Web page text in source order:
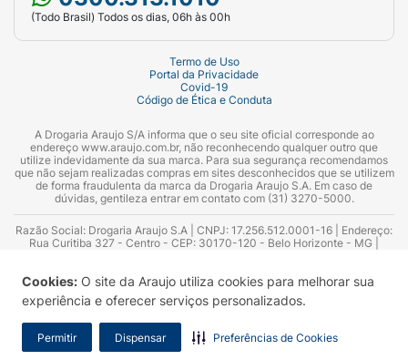
Cookies: O site da Araujo utiliza cookies para melhorar sua
experiência e oferecer serviços personalizados.
Permitir Dispensar Preferências de Cookies
(Todo Brasil) Todos os dias, 06h às 00h
Termo de Uso
Portal da Privacidade
Covid-19
Código de Ética e Conduta
A Drogaria Araujo S/A informa que o seu site oficial corresponde ao
endereço www.araujo.com.br, não reconhecendo qualquer outro que
utilize indevidamente da sua marca. Para sua segurança recomendamos
que não sejam realizadas compras em sites desconhecidos que se utilizem
de forma fraudulenta da marca da Drogaria Araujo S.A. Em caso de
dúvidas, gentileza entrar em contato com (31) 3270-5000.
Razão Social: Drogaria Araujo S.A | CNPJ: 17.256.512.0001-16 | Endereço:
Rua Curitiba 327 - Centro - CEP: 30170-120 - Belo Horizonte - MG |
Azevedo Guimarães – CRF 10.965 | Yasmin Silva Alvarenga – CRF 52.584 -
Consultor substituto: Thiago Aguiar Pinheiro - CRF Nº 13.748. Alvará
Sanitário: 2025020713 | Autorização de Funcionamento da Empresa (AFE):